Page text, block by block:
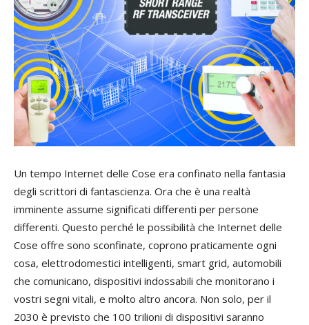
Un tempo Internet delle Cose era confinato nella fantasia
degli scrittori di fantascienza. Ora che è una realtà
imminente assume significati differenti per persone
differenti. Questo perché le possibilità che Internet delle
Cose offre sono sconfinate, coprono praticamente ogni
cosa, elettrodomestici intelligenti, smart grid, automobili
che comunicano, dispositivi indossabili che monitorano i
vostri segni vitali, e molto altro ancora. Non solo, per il
2030 è previsto che 100 trilioni di dispositivi saranno